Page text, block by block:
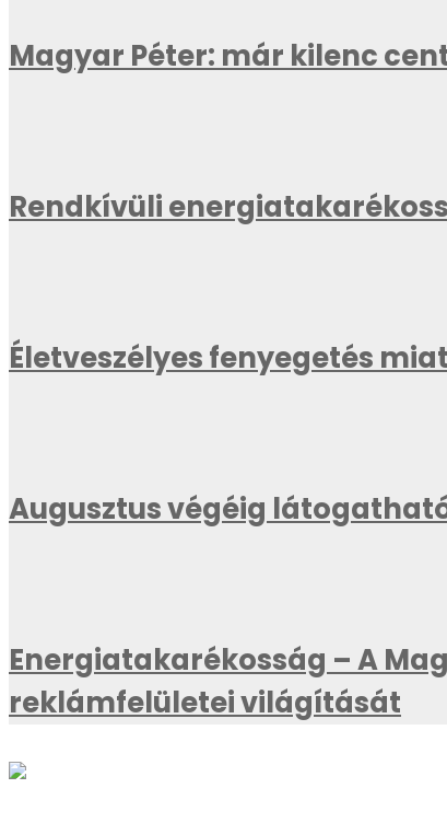
Magyar Péter: már kilenc
Rendkívüli
Életveszélyes fenyegetés
Augusztus végéig
Energiatakarékosság – A
reklámfelületei világítását